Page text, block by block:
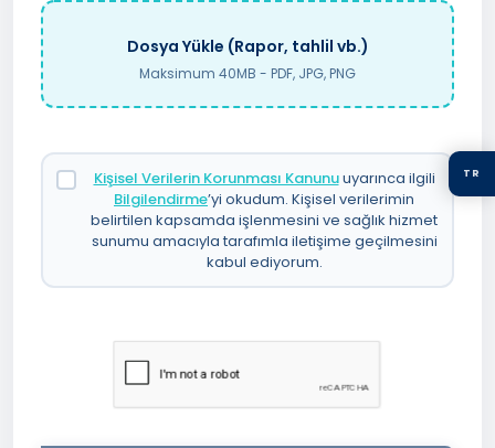
TR
Dosya Yükle (Rapor, tahlil vb.)
Maksimum 40MB - PDF, JPG, PNG
Kişisel Verilerin Korunması Kanunuuyarınca ilgili
Bilgilendirme’yi okudum. Kişisel verilerimin
belirtilen kapsamda işlenmesini ve sağlık hizmet
sunumu amacıyla tarafımla iletişime geçilmesini
kabul ediyorum.